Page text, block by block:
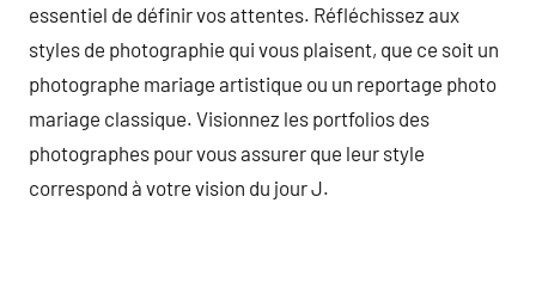
essentiel de définir vos attentes. Réfléchissez aux
styles de photographie qui vous plaisent, que ce soit un
photographe mariage artistique ou un reportage photo
mariage classique. Visionnez les portfolios des
photographes pour vous assurer que leur style
correspond à votre vision du jour J.